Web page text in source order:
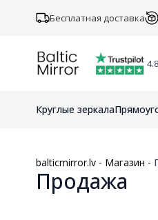
Бесплатная доставка
Круглые зеркала
balticmirror.lv - Магазин -
Продажа